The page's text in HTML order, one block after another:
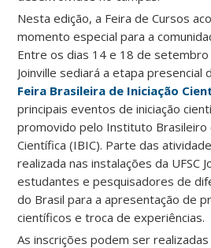
Nesta edição, a Feira de Cursos
momento especial para a
Entre os dias 14 e 18 de
Joinville sediará a etapa presencial
Feira Brasileira de Iniciação
principais eventos de iniciação
promovido pelo Instituto Brasileiro
Científica (IBIC). Parte das
realizada nas instalações da UFSC
estudantes e pesquisadores de
do Brasil para a apresentação de
científicos e troca de experiências.
As inscrições podem ser